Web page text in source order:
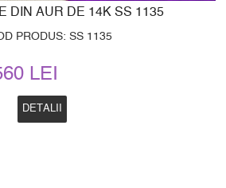
DIN AUR DE 14K SS 1135
PRODUS: SS 1135
LEI
DETALII